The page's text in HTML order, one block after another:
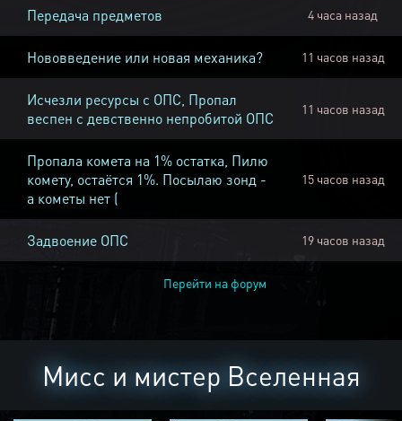
Передача предметов 4 часа назад
Нововведение или новая механика? 11 часов назад
Исчезли ресурсы с ОПС, Пропал
веспен с девственно непробитой ОПС
11 часов назад
Пропала комета на 1% остатка, Пилю
комету, остаётся 1%. Посылаю зонд -
а кометы нет (
15 часов назад
Задвоение ОПС 19 часов назад
Перейти на форум
Мисс и мистер Вселенная